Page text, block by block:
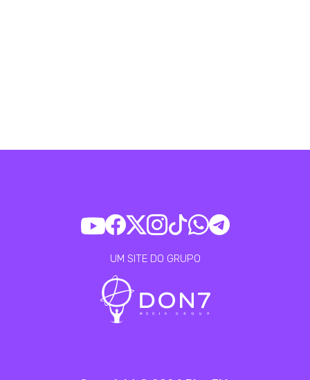
UM SITE DO GRUPO